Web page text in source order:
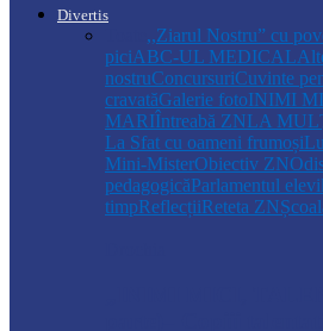
Divertis
,,Ziarul Nostru” cu
piciABC-UL MEDICAL
nostruConcursuriCuvinte
cravatăGalerie fotoINIMI
MARIÎntreabă ZNLA
La Sfat cu oameni frumoși
Mini-MisterObiectiv ZN
pedagogicăParlamentul
timpReflecțiiReteta ZN